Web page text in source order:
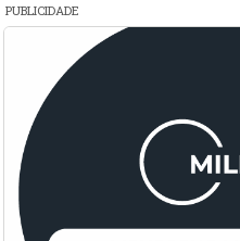
PUBLICIDADE